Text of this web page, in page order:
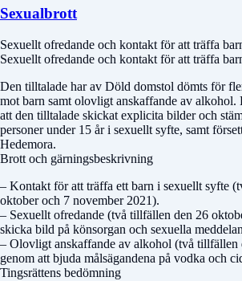
Sexualbrott
Sexuellt ofredande och kontakt för att träffa
Sexuellt ofredande och kontakt för att träffa
Den tilltalade har av Döld domstol dömts för
mot barn samt olovligt anskaffande av alkohol.
att den tilltalade skickat explicita bilder och
personer under 15 år i sexuellt syfte, samt
Hedemora.
Brott och gärningsbeskrivning
– Kontakt för att träffa ett barn i sexuellt syfte
oktober och 7 november 2021).
– Sexuellt ofredande (två tillfällen den 26
skicka bild på könsorgan och sexuella
– Olovligt anskaffande av alkohol (två tillfällen
genom att bjuda målsägandena på vodka och
Tingsrättens bedömning